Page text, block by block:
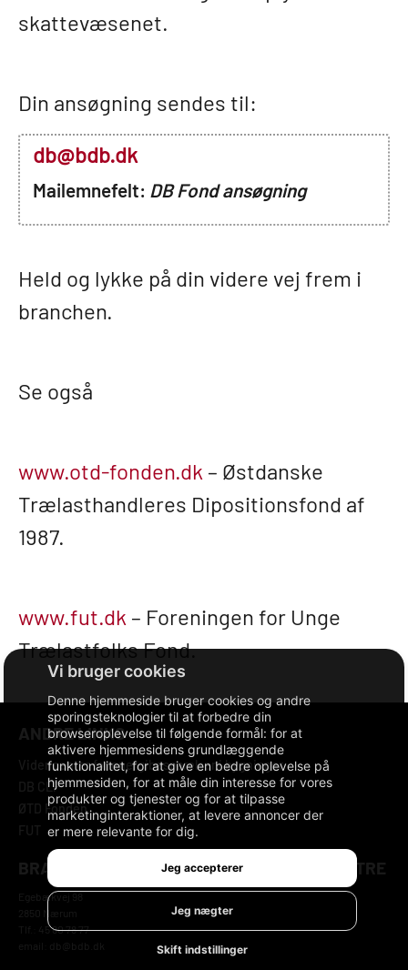
Denne hjemmeside bruger cookies og andre
sporingsteknologier til at forbedre din
browseroplevelse til følgende formål:for at
aktivere hjemmesidens grundlæggende
funktionalitet,for at give en bedre oplevelse på
hjemmesiden,for at måle din interesse for vores
produkter og tjenester og for at tilpasse
marketinginteraktioner,at levere annoncer der
er mere relevante for dig.
Jeg accepterer
Jeg nægter
Skift indstillinger
skattevæsenet.
Din ansøgning sendes til:
db@bdb.dk
Mailemnefelt: DB Fond ansøgning
Held og lykke på din videre vej frem i
branchen.
Se også
www.otd-fonden.dk – Østdanske
Trælasthandleres Dipositionsfond af
1987.
www.fut.dk – Foreningen for Unge
Trælastfolks Fond.
ANDRE LINKS
Videncenter for energibesparelser i bygninger
DB CLP
ØTD Fonden
FUT
BRANCHEFORENINGEN DANSKE BYGGECENTRE
Egebækvej 98
2850 Nærum
Tlf.: 45 80 78 77
email: db@bdb.dk